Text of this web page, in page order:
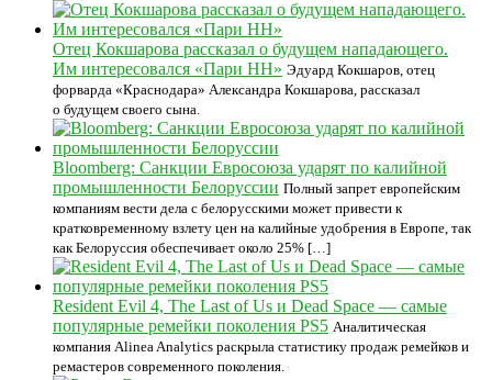
Отец Кокшарова рассказал о будущем нападающего.
Им интересовался «Пари НН» Эдуард Кокшаров, отец
форварда «Краснодара» Александра Кокшарова, рассказал
о будущем своего сына.
Bloomberg: Санкции Евросоюза ударят по калийной
промышленности Белоруссии Полный запрет европейским
компаниям вести дела с белорусскими может привести к
кратковременному взлету цен на калийные удобрения в Европе, так
как Белоруссия обеспечивает около 25% […]
Resident Evil 4, The Last of Us и Dead Space — самые
популярные ремейки поколения PS5 Аналитическая
компания Alinea Analytics раскрыла статистику продаж ремейков и
ремастеров современного поколения.